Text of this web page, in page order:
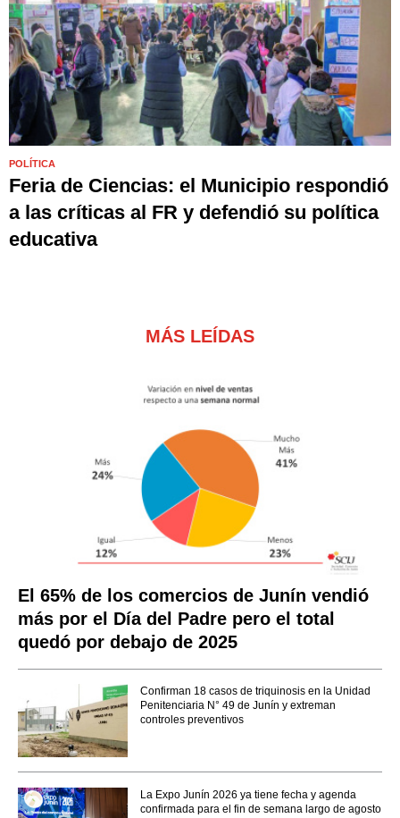
POLÍTICA
Feria de Ciencias: el Municipio respondió
a las críticas al FR y defendió su política
educativa
MÁS LEÍDAS
El 65% de los comercios de Junín vendió
más por el Día del Padre pero el total
quedó por debajo de 2025
Confirman 18 casos de triquinosis en la Unidad
Penitenciaria N° 49 de Junín y extreman
controles preventivos
La Expo Junín 2026 ya tiene fecha y agenda
confirmada para el fin de semana largo de agosto